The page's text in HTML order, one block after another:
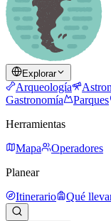
Explorar
Arqueología
Gastronomía
Parques
Herramientas
Mapa
Operadores
Planear
Itinerario
Qué